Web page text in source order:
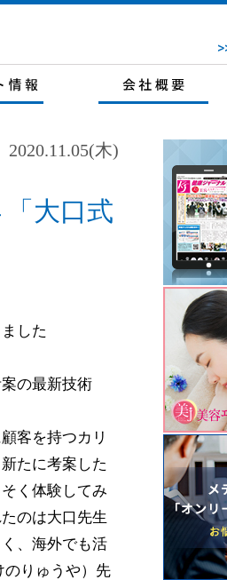
2020.11.05(木)
大口式
した
の最新技術
客を持つカリ
たに考案した
く体験してみ
のは大口先生
、海外でも活
のりゅうや）先